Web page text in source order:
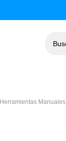
Herramientas Manuales